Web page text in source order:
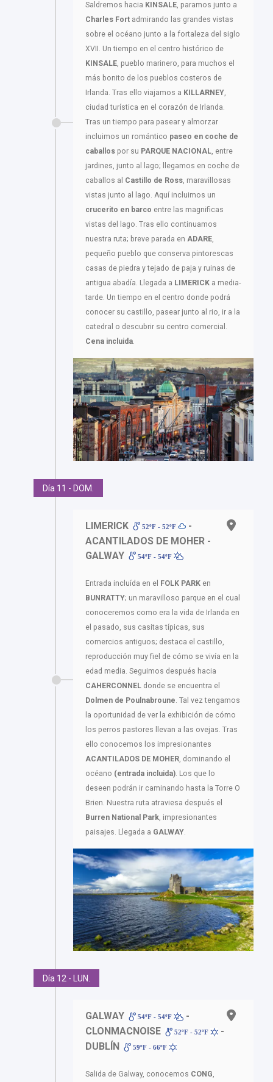
Saldremos hacia KINSALE, paramos junto a
Charles Fort admirando las grandes vistas
sobre el océano junto a la fortaleza del siglo
XVII. Un tiempo en el centro histórico de
KINSALE, pueblo marinero, para muchos el
más bonito de los pueblos costeros de
Irlanda. Tras ello viajamos a KILLARNEY,
ciudad turística en el corazón de Irlanda.
Tras un tiempo para pasear y almorzar
incluimos un romántico paseo en coche de
caballos por su PARQUE NACIONAL, entre
jardines, junto al lago; llegamos en coche de
caballos al Castillo de Ross, maravillosas
vistas junto al lago. Aquí incluimos un
crucerito en barco entre las magnificas
vistas del lago. Tras ello continuamos
nuestra ruta; breve parada en ADARE,
pequeño pueblo que conserva pintorescas
casas de piedra y tejado de paja y ruinas de
antigua abadía. Llegada a LIMERICK a media-
tarde. Un tiempo en el centro donde podrá
conocer su castillo, pasear junto al rio, ir a la
catedral o descubrir su centro comercial.
Cena incluida.
Día 11 - DOM.
LIMERICK 52ºF - 52ºF
-
ACANTILADOS DE MOHER -
GALWAY
54ºF - 54ºF
Entrada incluída en el FOLK PARK en
BUNRATTY; un maravilloso parque en el cual
conoceremos como era la vida de Irlanda en
el pasado, sus casitas típicas, sus
comercios antiguos; destaca el castillo,
reproducción muy fiel de cómo se vivía en la
edad media. Seguimos después hacia
CAHERCONNEL donde se encuentra el
Dolmen de Poulnabroune . Tal vez tengamos
la oportunidad de ver la exhibición de cómo
los perros pastores llevan a las ovejas. Tras
ello conocemos los impresionantes
ACANTILADOS DE MOHER , dominando el
océano (entrada incluida) . Los que lo
deseen podrán ir caminando hasta la Torre O
Brien. Nuestra ruta atraviesa después el
Burren National Park , impresionantes
paisajes. Llegada a GALWAY
Día 12 - LUN.
GALWAY 54ºF - 54ºF
-
CLONMACNOISE
52ºF - 52ºF
-
DUBLÍN
59ºF - 66ºF
Salida de Galway, conocemos CONG